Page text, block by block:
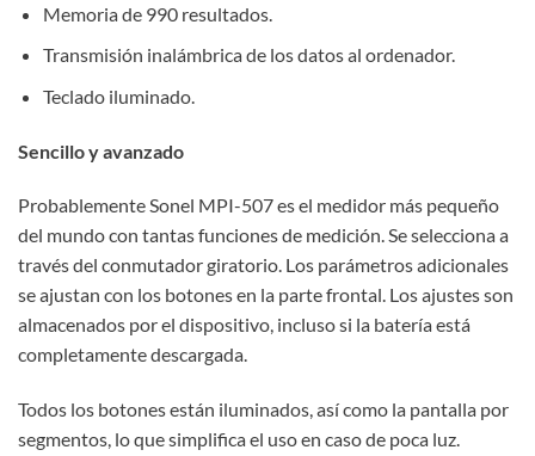
Memoria de 990 resultados.
Transmisión inalámbrica de los datos al ordenador.
Teclado iluminado.
Sencillo y avanzado
Probablemente Sonel MPI-507 es el medidor más pequeño
del mundo con tantas funciones de medición. Se selecciona a
través del conmutador giratorio. Los parámetros adicionales
se ajustan con los botones en la parte frontal. Los ajustes son
almacenados por el dispositivo, incluso si la batería está
completamente descargada.
Todos los botones están iluminados, así como la pantalla por
segmentos, lo que simplifica el uso en caso de poca luz.